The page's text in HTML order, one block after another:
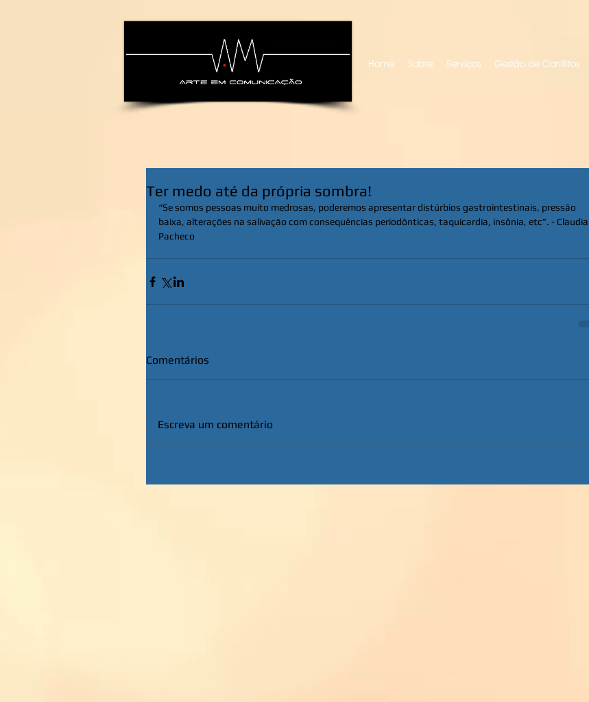
Home Sobre Serviços Gestão de Conflitos
Ter medo até da própria sombra!
“Se somos pessoas muito medrosas, poderemos apresentar distúrbios gastrointestinais, pressão
baixa, alterações na salivação com consequências periodônticas, taquicardia, insônia, etc”. - Claudia
Pacheco
Comentários
Escreva um comentário